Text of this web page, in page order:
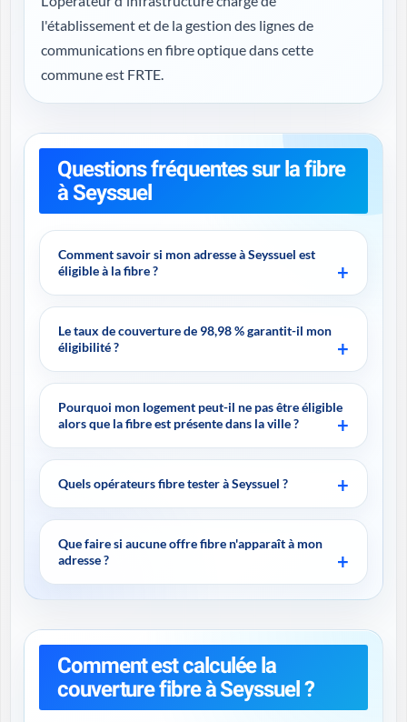
l'établissement et de la gestion des lignes de
communications en fibre optique dans cette
commune est FRTE.
Questions fréquentes sur la fibre
à Seyssuel
Comment savoir si mon adresse à Seyssuel est
éligible à la fibre ?
Le taux de couverture de 98,98 % garantit-il mon
éligibilité ?
Pourquoi mon logement peut-il ne pas être éligible
alors que la fibre est présente dans la ville ?
Quels opérateurs fibre tester à Seyssuel ?
Que faire si aucune offre fibre n'apparaît à mon
adresse ?
Comment est calculée la
couverture fibre à Seyssuel ?